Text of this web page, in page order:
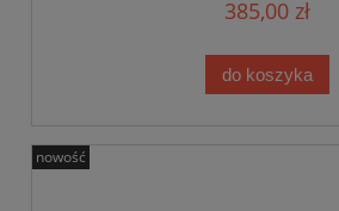
385,00 zł
do koszyka
nowość